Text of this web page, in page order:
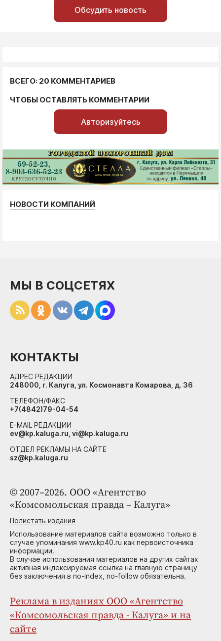
Обсудить новость
ВСЕГО: 20 КОММЕНТАРИЕВ
ЧТОБЫ ОСТАВЛЯТЬ КОММЕНТАРИИ
Авторизуйтесь
НОВОСТИ КОМПАНИЙ
© 2007–2026. ООО «Агентство
«Комсомольская правда – Калуга»
Полистать издания
Использование материалов сайта возможно только в
случае упоминания www.kp40.ru как первоисточника
информации.
В случае использования материалов на других сайтах
активная индексируемая ссылка на главную страницу
без заключения в no-index, no-follow обязательна.
Реклама в изданиях ООО «Агентство
«Комсомольская правда - Калуга» и на
сайте
МЫ В СОЦСЕТЯХ
КОНТАКТЫ
АДРЕС РЕДАКЦИИ
248000, г. Калуга, ул. Космонавта Комарова, д. 36
ТЕЛЕФОН/ФАКС
+7(4842)79-04-54
E-MAIL РЕДАКЦИИ
ev@kp.kaluga.ru, vi@kp.kaluga.ru
ОТДЕЛ РЕКЛАМЫ НА САЙТЕ
sz@kp.kaluga.ru